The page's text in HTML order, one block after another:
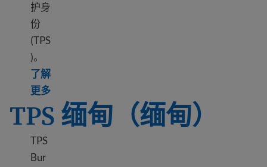
护身
份
(TPS
)。
了解
更多Learn more about TPS Afghanistan
TPS 缅甸（缅甸）
TPS
Bur